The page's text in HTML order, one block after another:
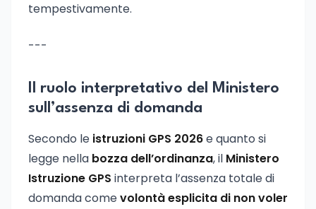
tempestivamente.
---
Il ruolo interpretativo del Ministero
sull’assenza di domanda
Secondo le istruzioni GPS 2026e quanto si
legge nella bozza dell’ordinanza, il Ministero
Istruzione GPS interpreta l’assenza totale di
domanda comevolontà esplicita di non voler